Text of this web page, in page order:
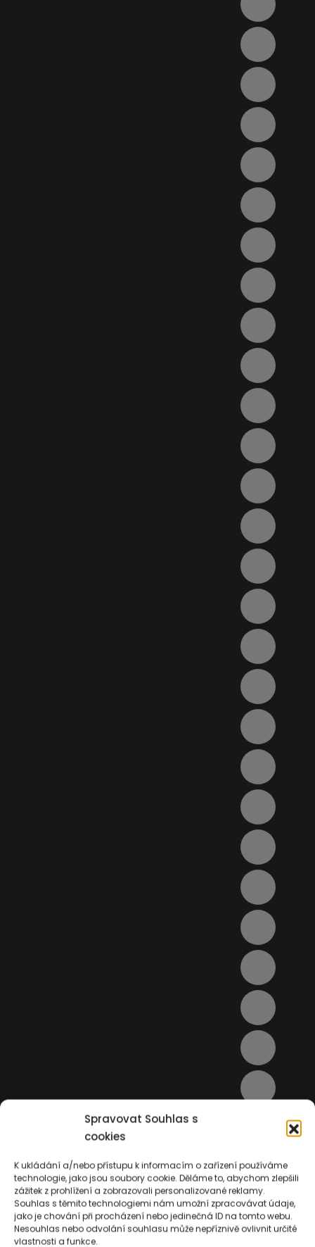
Spravovat Souhlas s
cookies
K ukládání a/nebo přístupu k informacím o zařízení používáme
technologie, jako jsou soubory cookie. Děláme to, abychom zlepšili
zážitek z prohlížení a zobrazovali personalizované reklamy.
Souhlas s těmito technologiemi nám umožní zpracovávat údaje,
jako je chování při procházení nebo jedinečná ID na tomto webu.
Nesouhlas nebo odvolání souhlasu může nepříznivě ovlivnit určité
vlastnosti a funkce.